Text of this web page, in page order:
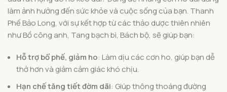
làm ảnh hưởng đến sức khỏe và cuộc sống của bạn. Thanh
Phế Bảo Long, với sự kết hợp từ các thảo dược thiên nhiên
như Bồ công anh, Tang bạch bì, Bách bộ, sẽ giúp bạn:
Hỗ trợ bổ phế, giảm ho: Làm dịu các cơn ho, giúp bạn dễ
thở hơn và giảm cảm giác khó chịu.
Hạn chế tăng tiết đờm dãi: Giúp thông thoáng đường